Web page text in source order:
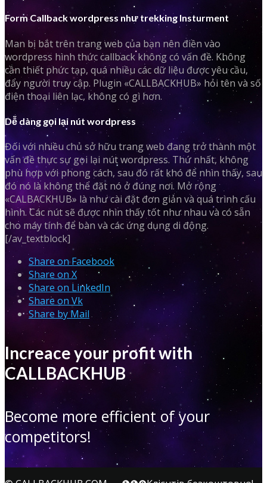
Form Callback wordpress như trekking Insturment
Man bị bắt trên trang web của bạn nên điền vào
wordpress hình thức callback không có vấn đề. Không
cần thiết phức tạp, quá nhiều các dữ liệu được yêu cầu,
đẩy người truy cập. Plugin «CALLBACKHUB» hỏi tên và số
điện thoại liên lạc, không có gì hơn.
Dễ dàng gọi lại nút wordpress
Đối với nhiều chủ sở hữu trang web đang trở thành một
vấn đề thực sự gọi lại nút wordpress. Thứ nhất, không
phù hợp với phong cách, sau đó rất khó để nhìn thấy, sau
đó nó là không thể đặt nó ở đúng nơi. Mở rộng
«CALBACKHUB» là như cài đặt đơn giản và quá trình cấu
hình. Các nút sẽ được nhìn thấy tốt như nhau và có sẵn
cho máy tính để bàn và các ứng dụng di động.
[/av_textblock]
Share on Facebook
Share on X
Share on LinkedIn
Share on Vk
Share by Mail
Increace your profit with
CALLBACKHUB
Become more efficient of your
competitors!